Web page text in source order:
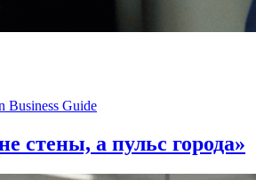
Business Guide
стены, а пульс города»